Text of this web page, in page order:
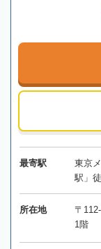
最寄駅
東京
駅」
所在地
〒
1階